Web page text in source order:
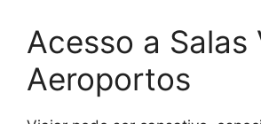
Acesso a Salas
Aeroportos